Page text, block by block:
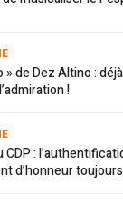
» de Dez Altino :
!
CDP :
d’honneur